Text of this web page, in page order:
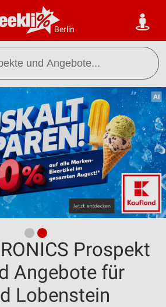
Berlin
Prospekt
Angebote für
Lobenstein